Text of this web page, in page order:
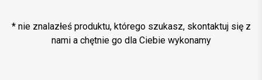
* nie znalazłeś produktu, którego szukasz, skontaktuj się z
nami a chętnie go dla Ciebie wykonamy